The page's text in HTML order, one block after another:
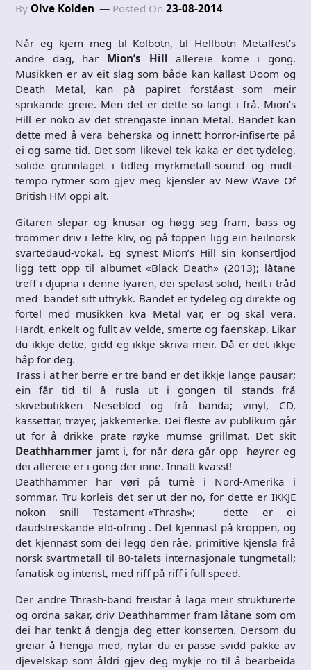
By Olve Kolden Posted On 23-08-2014
Når eg kjem meg til Kolbotn, til Hellbotn Metalfest’s
andre dag, har Mion’s Hill allereie kome i gong.
Musikken er av eit slag som både kan kallast Doom og
Death Metal, kan på papiret forståast som meir
sprikande greie. Men det er dette so langt i frå. Mion’s
Hill er noko av det strengaste innan Metal. Bandet kan
dette med å vera beherska og innett horror-infiserte på
ei og same tid. Det som likevel tek kaka er det tydeleg,
solide grunnlaget i tidleg myrkmetall-sound og midt-
tempo rytmer som gjev meg kjensler av New Wave Of
British HM oppi alt.
Gitaren slepar og knusar og høgg seg fram, bass og
trommer driv i lette kliv, og på toppen ligg ein heilnorsk
svartedaud-vokal. Eg synest Mion’s Hill sin konsertljod
ligg tett opp til albumet «Black Death» (2013); låtane
treff i djupna i denne lyaren, dei spelast solid, heilt i tråd
med bandet sitt uttrykk. Bandet er tydeleg og direkte og
fortel med musikken kva Metal var, er og skal vera.
Hardt, enkelt og fullt av velde, smerte og faenskap. Likar
du ikkje dette, gidd eg ikkje skriva meir. Då er det ikkje
håp for deg.
Trass i at her berre er tre band er det ikkje lange pausar;
ein får tid til å rusla ut i gongen til stands frå
skivebutikken Neseblod og frå banda; vinyl, CD,
kassettar, trøyer, jakkemerke. Dei fleste av publikum går
ut for å drikke prate røyke mumse grillmat. Det skit
Deathhammer jamt i, for når døra går opp høyrer eg
dei allereie er i gong der inne. Innatt kvasst!
Deathhammer har vøri på turnè i Nord-Amerika i
sommar. Tru korleis det ser ut der no, for dette er IKKJE
nokon snill Testament-«Thrash»; dette er ei
daudstreskande eld-ofring . Det kjennast på kroppen, og
det kjennast som dei legg den råe, primitive kjensla frå
norsk svartmetall til 80-talets internasjonale tungmetall;
fanatisk og intenst, med riff på riff i full speed.
Der andre Thrash-band freistar å laga meir strukturerte
og ordna sakar, driv Deathhammer fram låtane som om
dei har tenkt å dengja deg etter konserten. Dersom du
greiar å hengja med, nytar du ei passe svidd pakke av
djevelskap som åldri gjev deg mykje ro til å bearbeida